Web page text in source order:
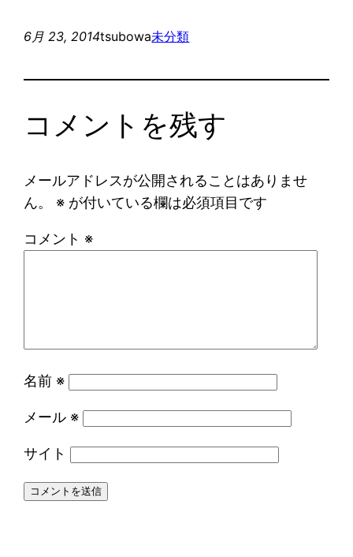
6月 23, 2014tsubowa未分類
コメントを残す
メールアドレスが公開されることはありませ
ん。
※ が付いている欄は必須項目です
コメント ※
名前 ※
メール ※
サイト